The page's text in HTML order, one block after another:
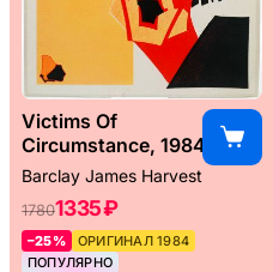
Victims Of
Circumstance, 1984
Barclay James Harvest
17801335 ₽
–25%
ОРИГИНАЛ 1984
ПОПУЛЯРНО